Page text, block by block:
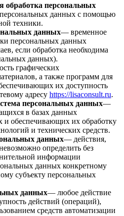
обработка персональных
данных с помощью
техники.
данных— временное
персональных данных
если обработка необходима
данных).
графических
а также программ для
их доступность
адресу https://lisaconsult.ru.
персональных данных—
в базах данных
и обеспечивающих их обработку
и технических средств.
данных— действия,
определить без
информации
данных конкретному
субъекту персональных
данных— любое действие
действий (операций),
средств автоматизации